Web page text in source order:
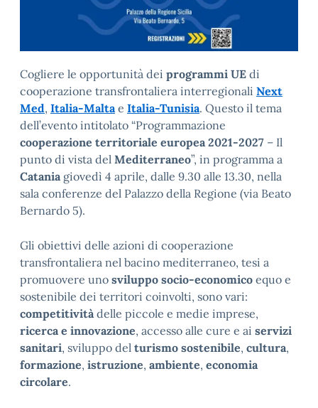
Cogliere le opportunità dei programmi UE di
cooperazione transfrontaliera interregionali Next
Med, Italia-Malta e Italia-Tunisia. Questo il tema
dell’evento intitolato “Programmazione
cooperazione territoriale europea 2021-2027 – Il
punto di vista del Mediterraneo”, in programma a
Catania giovedì 4 aprile, dalle 9.30 alle 13.30, nella
sala conferenze del Palazzo della Regione (via Beato
Bernardo 5).
Gli obiettivi delle azioni di cooperazione
transfrontaliera nel bacino mediterraneo, tesi a
promuovere uno sviluppo socio-economico equo e
sostenibile dei territori coinvolti, sono vari:
competitività delle piccole e medie imprese,
ricerca e innovazione, accesso alle cure e ai servizi
sanitari, sviluppo del turismo sostenibile, cultura,
formazione, istruzione, ambiente, economia
circolare.